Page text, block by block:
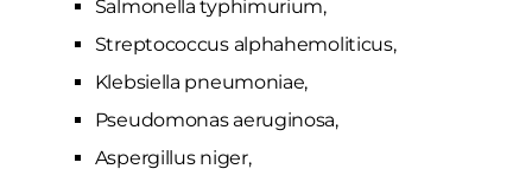
Salmonella typhimurium,
Streptococcus alphahemoliticus,
Klebsiella pneumoniae,
Pseudomonas aeruginosa,
Aspergillus niger,